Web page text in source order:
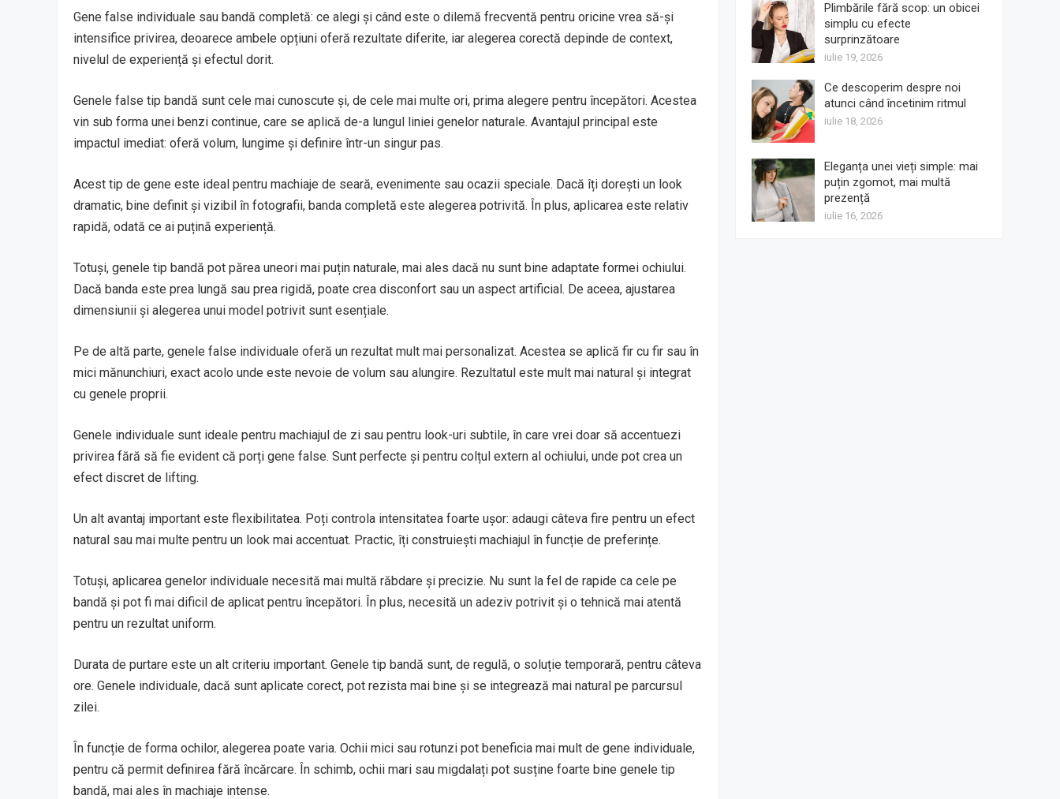
Gene false individuale sau bandă completă: ce alegi și când este o dilemă frecventă pentru oricine vrea să-și
intensifice privirea, deoarece ambele opțiuni oferă rezultate diferite, iar alegerea corectă depinde de context,
nivelul de experiență și efectul dorit.
Genele false tip bandă sunt cele mai cunoscute și, de cele mai multe ori, prima alegere pentru începători. Acestea
vin sub forma unei benzi continue, care se aplică de-a lungul liniei genelor naturale. Avantajul principal este
impactul imediat: oferă volum, lungime și definire într-un singur pas.
Acest tip de gene este ideal pentru machiaje de seară, evenimente sau ocazii speciale. Dacă îți dorești un look
dramatic, bine definit și vizibil în fotografii, banda completă este alegerea potrivită. În plus, aplicarea este relativ
rapidă, odată ce ai puțină experiență.
Totuși, genele tip bandă pot părea uneori mai puțin naturale, mai ales dacă nu sunt bine adaptate formei ochiului.
Dacă banda este prea lungă sau prea rigidă, poate crea disconfort sau un aspect artificial. De aceea, ajustarea
dimensiunii și alegerea unui model potrivit sunt esențiale.
Pe de altă parte, genele false individuale oferă un rezultat mult mai personalizat. Acestea se aplică fir cu fir sau în
mici mănunchiuri, exact acolo unde este nevoie de volum sau alungire. Rezultatul este mult mai natural și integrat
cu genele proprii.
Genele individuale sunt ideale pentru machiajul de zi sau pentru look-uri subtile, în care vrei doar să accentuezi
privirea fără să fie evident că porți gene false. Sunt perfecte și pentru colțul extern al ochiului, unde pot crea un
efect discret de lifting.
Un alt avantaj important este flexibilitatea. Poți controla intensitatea foarte ușor: adaugi câteva fire pentru un efect
natural sau mai multe pentru un look mai accentuat. Practic, îți construiești machiajul în funcție de preferințe.
Totuși, aplicarea genelor individuale necesită mai multă răbdare și precizie. Nu sunt la fel de rapide ca cele pe
bandă și pot fi mai dificil de aplicat pentru începători. În plus, necesită un adeziv potrivit și o tehnică mai atentă
pentru un rezultat uniform.
Durata de purtare este un alt criteriu important. Genele tip bandă sunt, de regulă, o soluție temporară, pentru câteva
ore. Genele individuale, dacă sunt aplicate corect, pot rezista mai bine și se integrează mai natural pe parcursul
zilei.
În funcție de forma ochilor, alegerea poate varia. Ochii mici sau rotunzi pot beneficia mai mult de gene individuale,
pentru că permit definirea fără încărcare. În schimb, ochii mari sau migdalați pot susține foarte bine genele tip
bandă, mai ales în machiaje intense.
Plimbările fără scop: un obicei
simplu cu efecte
surprinzătoare
iulie 19, 2026
Ce descoperim despre noi
atunci când încetinim ritmul
iulie 18, 2026
Eleganța unei vieți simple: mai
puțin zgomot, mai multă
prezență
iulie 16, 2026